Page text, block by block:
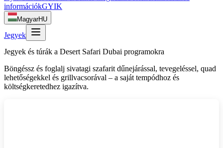
információkGYIK
MagyarHU
Jegyek
Jegyek és túrák a Desert Safari Dubai programokra
Böngéssz és foglalj sivatagi szafarit dűnejárással, tevegeléssel, quad
lehetőségekkel és grillvacsorával – a saját tempódhoz és
költségkeretedhez igazítva.